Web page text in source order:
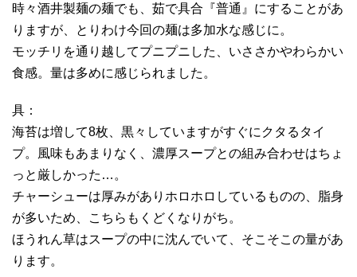
時々酒井製麺の麺でも、茹で具合『普通』にすることがあ
りますが、とりわけ今回の麺は多加水な感じに。
モッチリを通り越してプニプニした、いささかやわらかい
食感。量は多めに感じられました。
具：
海苔は増して8枚、黒々していますがすぐにクタるタイ
プ。風味もあまりなく、濃厚スープとの組み合わせはちょ
っと厳しかった…。
チャーシューは厚みがありホロホロしているものの、脂身
が多いため、こちらもくどくなりがち。
ほうれん草はスープの中に沈んでいて、そこそこの量があ
ります。